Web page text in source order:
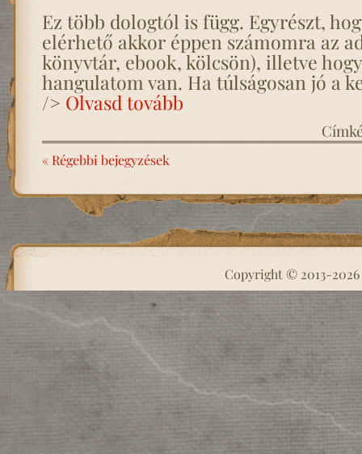
Ez több dologtól is függ. Egyrészt,
elérhető akkor éppen számomra az
könyvtár, ebook, kölcsön), illetve
hangulatom van. Ha túlságosan jó a
/> Olvasd tovább
« Régebbi bejegyzések
Copyright © 2013-2026